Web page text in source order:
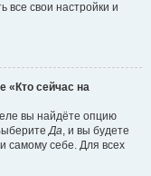
все свои настройки и
«Кто сейчас на
вы найдёте опцию
Да, и вы будете
самому себе. Для всех